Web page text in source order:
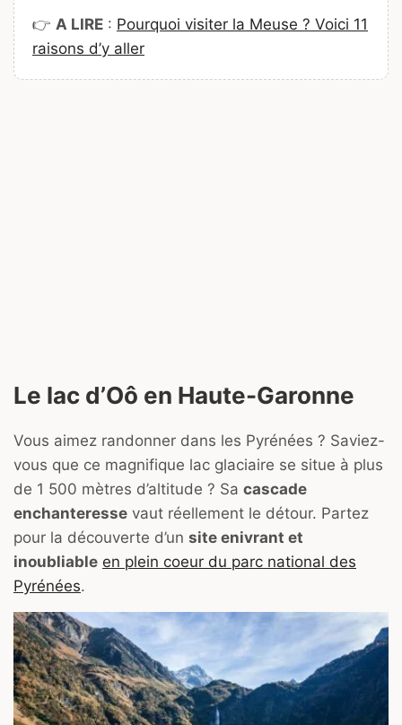
👉 A LIRE : Pourquoi visiter la Meuse ? Voici 11
raisons d’y aller
Le lac d’Oô en Haute-Garonne
Vous aimez randonner dans les Pyrénées ? Saviez-
vous que ce magnifique lac glaciaire se situe à plus
de 1 500 mètres d’altitude ? Sa cascade
enchanteresse vaut réellement le détour. Partez
pour la découverte d’un site enivrant et
inoubliable en plein coeur du parc national des
Pyrénées.